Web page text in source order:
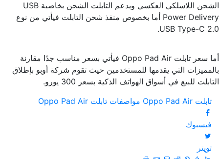
الشحن اللاسلكي العكسي ويدعم التابلت الشحن بخاصية USB
Power Delivery أما بخصوص منفذ شحن التابلت فيأتي من نوع
USB Type-C 2.0.
أما سعر تابلت Oppo Pad Air فيأتي بسعر مناسب جدًا مقارنة
بالمميزات التي يقدمها للمستخدمين حيث تقوم شركة أوبو بإطلاق
التابلت للبيع في أسواق الهواتف الذكية بسعر 300 يورو.
تابلت Oppo Pad Air
مواصفات تابلت Oppo Pad Air
فيسبوك
تويتر